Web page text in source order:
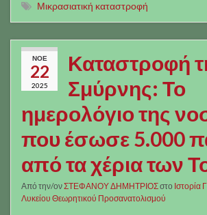
Μικρασιατική καταστροφή
ΝΟΈ
22
2025
Καταστροφή
Σμύρνης: Το
ημερολόγιο της
που έσωσε 5.000
από τα χέρια των
Από την/ονΣΤΕΦΑΝΟΥ ΔΗΜΗΤΡΙΟΣστο Ιστορία
Λυκείου Θεωρητικού Προσανατολισμού